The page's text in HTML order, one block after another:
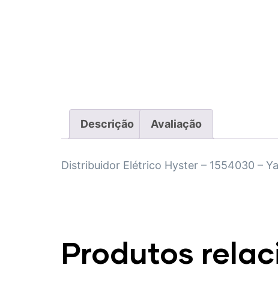
Descrição Avaliação
Distribuidor Elétrico Hyster – 1554030 –
Produtos